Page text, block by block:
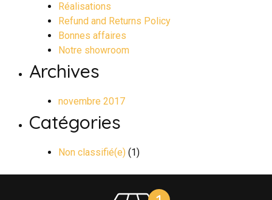
Réalisations
Refund and Returns Policy
Bonnes affaires
Notre showroom
Archives
novembre 2017
Catégories
Non classifié(e) (1)